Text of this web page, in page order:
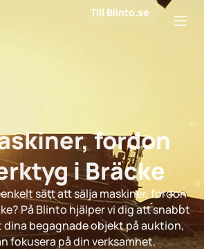
Till Blinto.se
fordon
i Bräcke
sätt att sälja maskiner, fordon
På Blinto hjälper vi dig att snabbt
begagnade objekt på auktion,
fokusera på din verksamhet.